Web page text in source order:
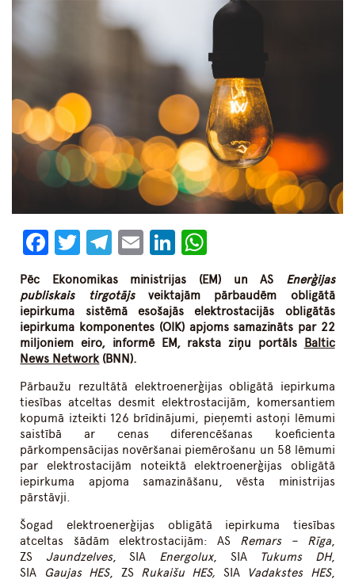
Facebook
Twitter
Telegram
EmailLinkedIn
Pēc Ekonomikas ministrijas (EM) un AS Enerģijas
publiskais tirgotājsveiktajām pārbaudēm obligātā
iepirkuma sistēmā esošajās elektrostacijās obligātās
iepirkuma komponentes (OIK) apjoms samazināts par 22
miljoniem eiro, informē EM, raksta ziņu portāls
Baltic
News Network(BNN).
Pārbaužu rezultātā elektroenerģijas obligātā iepirkuma
tiesības atceltas desmit elektrostacijām, komersantiem
kopumā izteikti 126 brīdinājumi, pieņemti astoņi lēmumi
saistībā ar cenas diferencēšanas koeficienta
pārkompensācijas novēršanai piemērošanu un 58 lēmumi
par elektrostacijām noteiktā elektroenerģijas obligātā
iepirkuma apjoma samazināšanu, vēsta ministrijas
pārstāvji.
Šogad elektroenerģijas obligātā iepirkuma tiesības
atceltas šādām elektrostacijām: AS Remars – Rīga,
ZS Jaundzelves, SIA Energolux, SIA Tukums DH,
SIA
Gaujas HES, ZS Rukaišu HES, SIA Vadakstes HES,